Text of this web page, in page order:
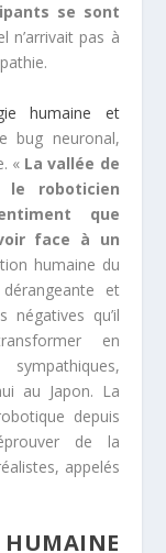
se sont
n’arrivait pas à
humaine et
bug neuronal,
« La vallée de
le roboticien
que
face à un
humaine du
et
négatives qu’il
en
au Japon. La
depuis
de la
appelés
HUMAINE